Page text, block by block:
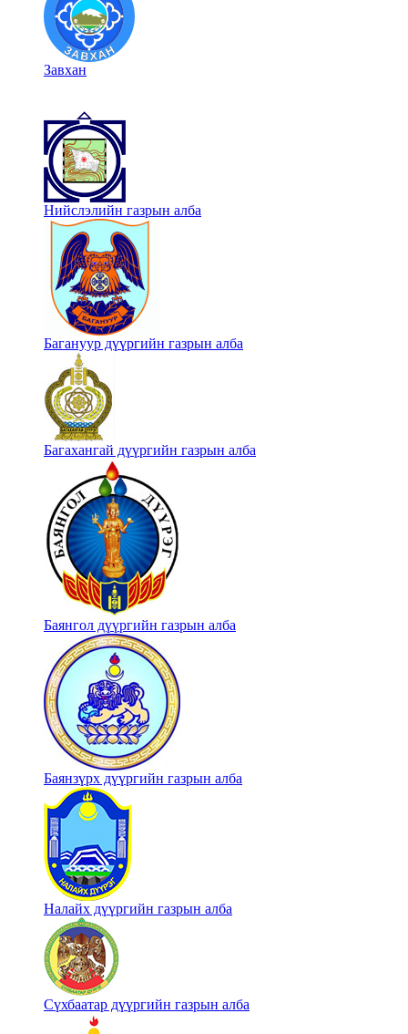
Завхан
Нийслэлийн газрын алба
Багануур дүүргийн газрын алба
Багахангай дүүргийн газрын алба
Баянгол дүүргийн газрын алба
Баянзүрх дүүргийн газрын алба
Налайх дүүргийн газрын алба
Сүхбаатар дүүргийн газрын алба